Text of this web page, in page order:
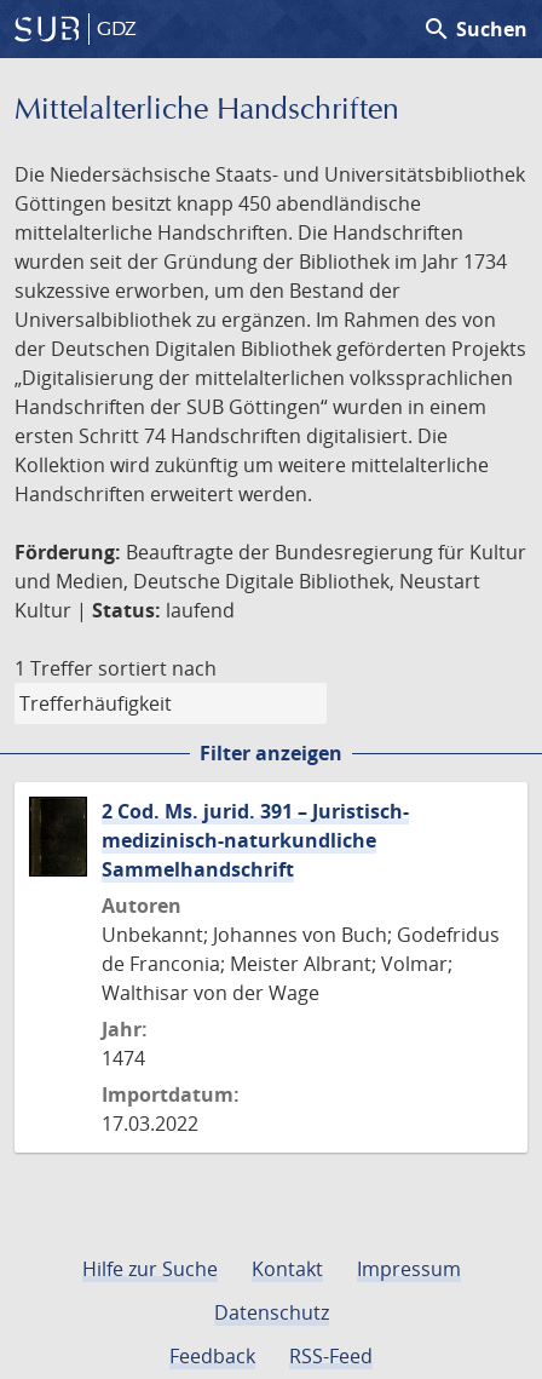
GDZ search Suchen
Mittelalterliche Handschriften
Die Niedersächsische Staats- und Universitätsbibliothek
Göttingen besitzt knapp 450 abendländische
mittelalterliche Handschriften. Die Handschriften
wurden seit der Gründung der Bibliothek im Jahr 1734
sukzessive erworben, um den Bestand der
Universalbibliothek zu ergänzen. Im Rahmen des von
der Deutschen Digitalen Bibliothek geförderten Projekts
„Digitalisierung der mittelalterlichen volkssprachlichen
Handschriften der SUB Göttingen“ wurden in einem
ersten Schritt 74 Handschriften digitalisiert. Die
Kollektion wird zukünftig um weitere mittelalterliche
Handschriften erweitert werden.
Förderung: Beauftragte der Bundesregierung für Kultur
und Medien, Deutsche Digitale Bibliothek, Neustart
Kultur | Status: laufend
1 Treffer sortiert nach
Filter anzeigen
2 Cod. Ms. jurid. 391 – Juristisch-
medizinisch-naturkundliche
Sammelhandschrift
Autoren
Unbekannt; Johannes von Buch; Godefridus
de Franconia; Meister Albrant; Volmar;
Walthisar von der Wage
Jahr:
1474
Importdatum:
17.03.2022
Hilfe zur Suche Kontakt
Impressum
Datenschutz
Feedback
RSS-Feed